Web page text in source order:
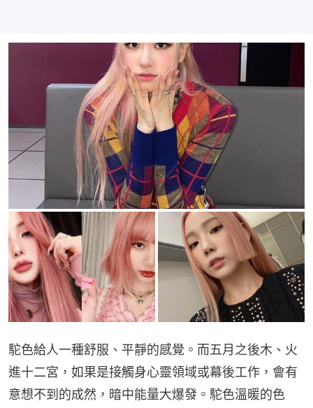
駝色給人一種舒服、平靜的感覺。而五月之後木、火
進十二宮，如果是接觸身心靈領域或幕後工作，會有
意想不到的成然，暗中能量大爆發。駝色溫暖的色